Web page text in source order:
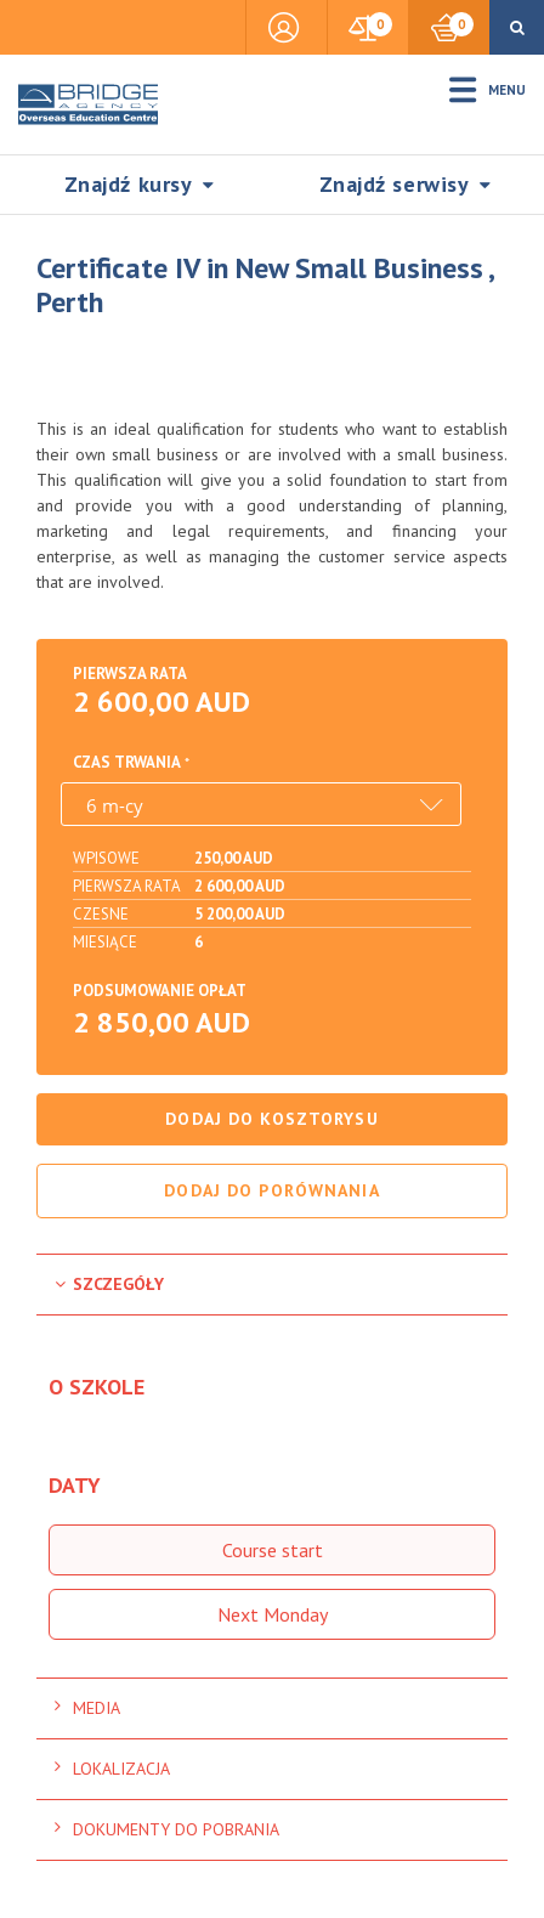
0 0
MENU
Znajdź kursy Znajdź serwisy
SZUKAJ
Visas & Legal Stay
Certificate IV in New Small Business ,
Perth
This is an ideal qualification for students who want to establish
their own small business or are involved with a small business.
This qualification will give you a solid foundation to start from
and provide you with a good understanding of planning,
marketing and legal requirements, and financing your
enterprise, as well as managing the customer service aspects
that are involved.
PIERWSZA RATA
2 600,00 AUD
CZAS TRWANIA
WPISOWE
250,00 AUD
PIERWSZA RATA
2 600,00 AUD
CZESNE
5 200,00 AUD
MIESIĄCE
6
PODSUMOWANIE OPŁAT
2 850,00 AUD
DODAJ DO KOSZTORYSU
DODAJ DO PORÓWNANIA
SZCZEGÓŁY
O SZKOLE
DATY
Course start
Next Monday
MEDIA
LOKALIZACJA
DOKUMENTY DO POBRANIA